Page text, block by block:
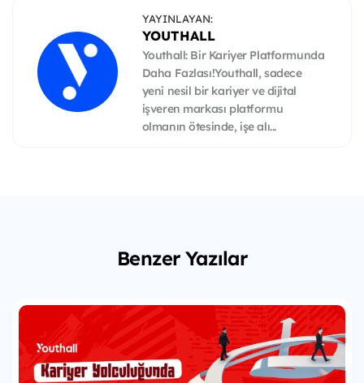
YAYINLAYAN:
YOUTHALL
Youthall: Bir Kariyer Platformunda
Daha Fazlası!Youthall, sadece
yeni nesil bir kariyer ve dijital
işveren markası platformu
olmanın ötesinde, işe alı...
Benzer Yazılar